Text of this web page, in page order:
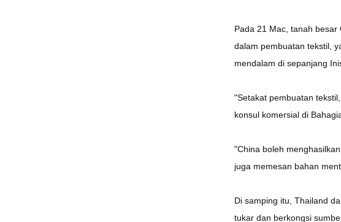
Pada 21 Mac, tanah
dalam pembuatan tekstil,
mendalam di sepanjang
"Setakat pembuatan
konsul komersial di
"China boleh
juga memesan bahan
Di samping itu, Thailand
tukar dan berkongsi